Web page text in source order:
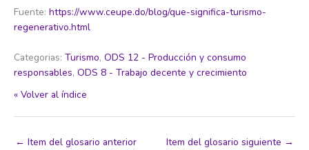
Fuente: https://www.ceupe.do/blog/que-significa-turismo-
regenerativo.html
Categorias: Turismo, ODS 12 - Producción y consumo
responsables, ODS 8 - Trabajo decente y crecimiento
« Volver al índice
← Item del glosario anterior Item del glosario siguiente →